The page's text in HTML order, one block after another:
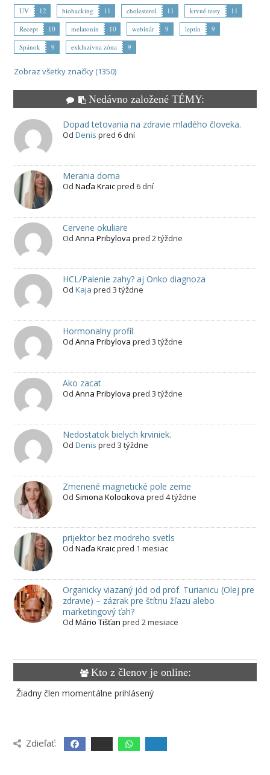
UV
12 biohacking 11 cholesterol 11 krvné testy
11
Recept
10 melatonín 10 webinár 9 leptín
9
Spánok
9 exkluzívna zóna 9
Zobraz všetky značky (1350)
Nedávno založené TÉMY:
Dopad tetovania na zdravie mladého človeka.
Od Denis pred 6 dní
Merania doma
Od Naďa Kraicpred 6 dní
Cervene okuliare
Od Anna Pribylova pred 2 týždne
HCL/Palenie zahy? aj Onko diagnoza
Od Kaja pred 3 týždne
Hormonalny profil
Od Anna Pribylova pred 3 týždne
Ako zacat
Od Anna Pribylova pred 3 týždne
Nedostatok bielych krviniek.
Od Denis pred 3 týždne
Zmenené magnetické pole zeme
Od Simona Kolocikova pred 4 týždne
prijektor bez modreho svetls
Od Naďa Kraicpred 1 mesiac
Organicky viazaný jód od prof. Turianicu (Olej pre
zdravie) – zázrak pre štítnu žľazu alebo
marketingový ťah?
Od Mário Tišťan pred 2 mesiace
Kto z členov je online:
Žiadny člen momentálne prihlásený
Zdieľať: